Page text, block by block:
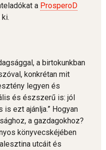
a ProsperoD
a birtokunkban
konkrétan mit
legyen és
és észszerű is: jól
ezt ajánlja.” Hogyan
a gazdagokhoz?
könyvecskéjében
utcáit és